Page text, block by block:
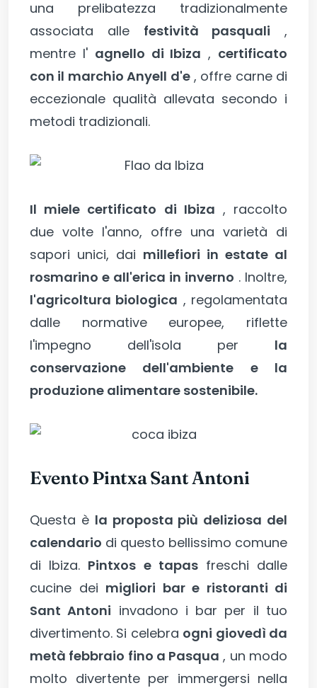
una prelibatezza tradizionalmente
associata alle festività pasquali ,
mentre l' agnello di Ibiza , certificato
con il marchio Anyell d'e, offre carne di
eccezionale qualità allevata secondo i
metodi tradizionali.
Il miele certificato di Ibiza , raccolto
due volte l'anno, offre una varietà di
sapori unici, dai millefiori in estate al
rosmarino e all'erica in inverno . Inoltre,
l'agricoltura biologica , regolamentata
dalle normative europee, riflette
l'impegno dell'isola per la
conservazione dell'ambiente e la
produzione alimentare sostenibile.
Evento Pintxa Sant Antoni
Questa è la proposta più deliziosa del
calendario di questo bellissimo comune
di Ibiza. Pintxos e tapasfreschi dalle
cucine dei migliori bar e ristoranti di
Sant Antoni invadono i bar per il tuo
divertimento. Si celebra ogni giovedì da
metà febbraio fino a Pasqua , un modo
molto divertente per immergersi nella